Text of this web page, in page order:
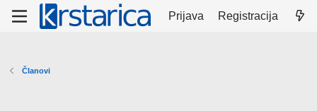
Prijava Registracija
Članovi